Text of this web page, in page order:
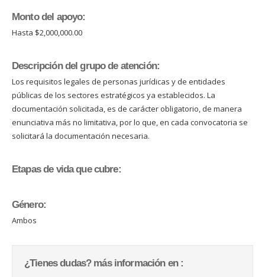
Monto del apoyo:
Hasta $2,000,000.00
Descripción del grupo de atención:
Los requisitos legales de personas jurídicas y de entidades
públicas de los sectores estratégicos ya establecidos. La
documentación solicitada, es de carácter obligatorio, de manera
enunciativa más no limitativa, por lo que, en cada convocatoria se
solicitará la documentación necesaria.
Etapas de vida que cubre:
Género:
Ambos
¿Tienes dudas? más información en :